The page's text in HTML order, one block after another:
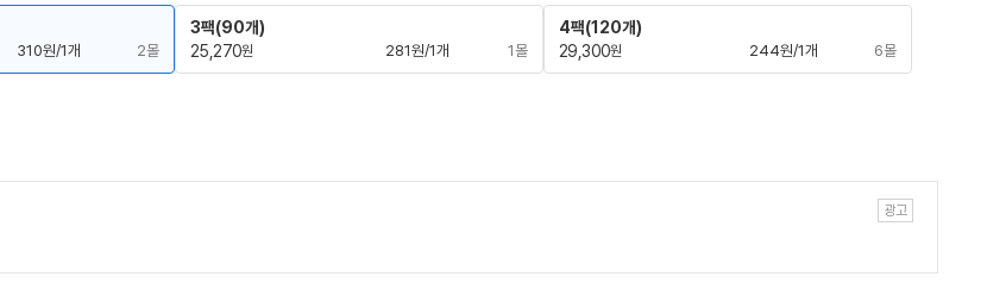
310원/1개 2몰
3팩(90개)
25,270원 281원/1개 1몰
4팩(120개)
29,300원 244원/1개 6몰